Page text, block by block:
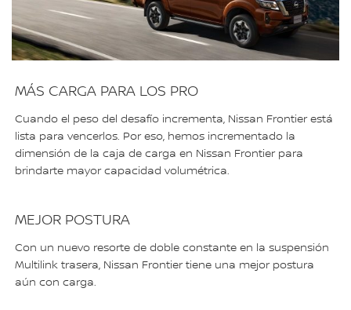
MÁS CARGA PARA LOS PRO
Cuando el peso del desafío incrementa, Nissan Frontier está
lista para vencerlos. Por eso, hemos incrementado la
dimensión de la caja de carga en Nissan Frontier para
brindarte mayor capacidad volumétrica.
MEJOR POSTURA
Con un nuevo resorte de doble constante en la suspensión
Multilink trasera, Nissan Frontier tiene una mejor postura
aún con carga.